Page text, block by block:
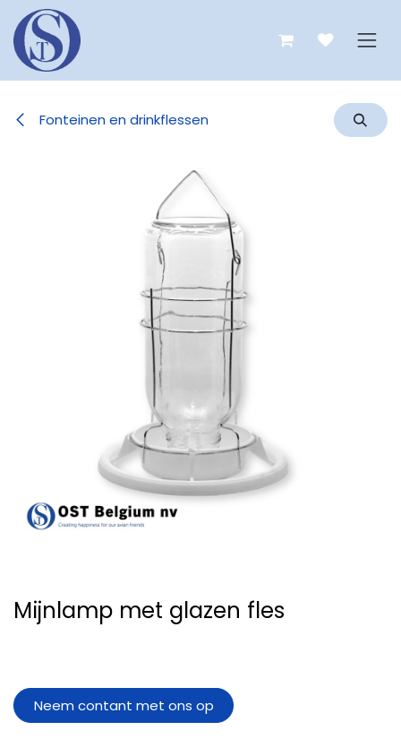
Overslaan naar inhoud
Fonteinen en drinkflessen
Mijnlamp met glazen fles
Neem contant met ons op